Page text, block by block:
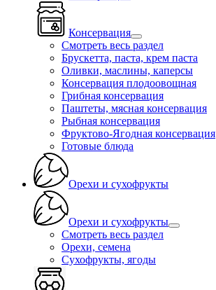
Консервация
Смотреть весь раздел
Брускетта, паста, крем паста
Оливки, маслины, каперсы
Консервация плодоовощная
Грибная консервация
Паштеты, мясная консервация
Рыбная консервация
Фруктово-Ягодная консервация
Готовые блюда
Орехи и сухофрукты
Орехи и сухофрукты
Смотреть весь раздел
Орехи, семена
Сухофрукты, ягоды